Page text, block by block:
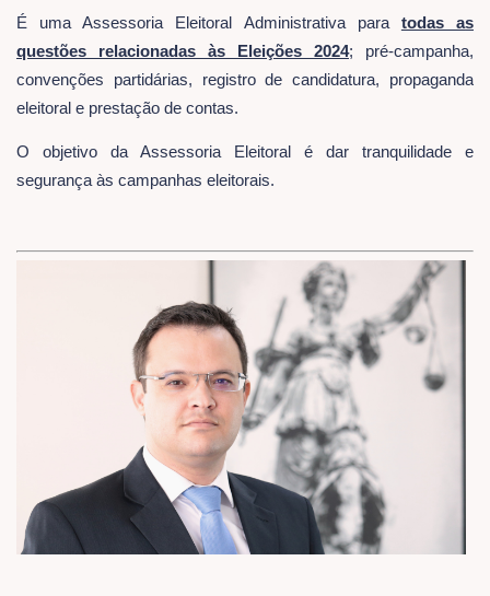
É uma Assessoria Eleitoral Administrativa para todas as
questões relacionadas às Eleições 2024; pré-campanha,
convenções partidárias, registro de candidatura, propaganda
eleitoral e prestação de contas.
O objetivo da Assessoria Eleitoral é dar tranquilidade e
segurança às campanhas eleitorais.